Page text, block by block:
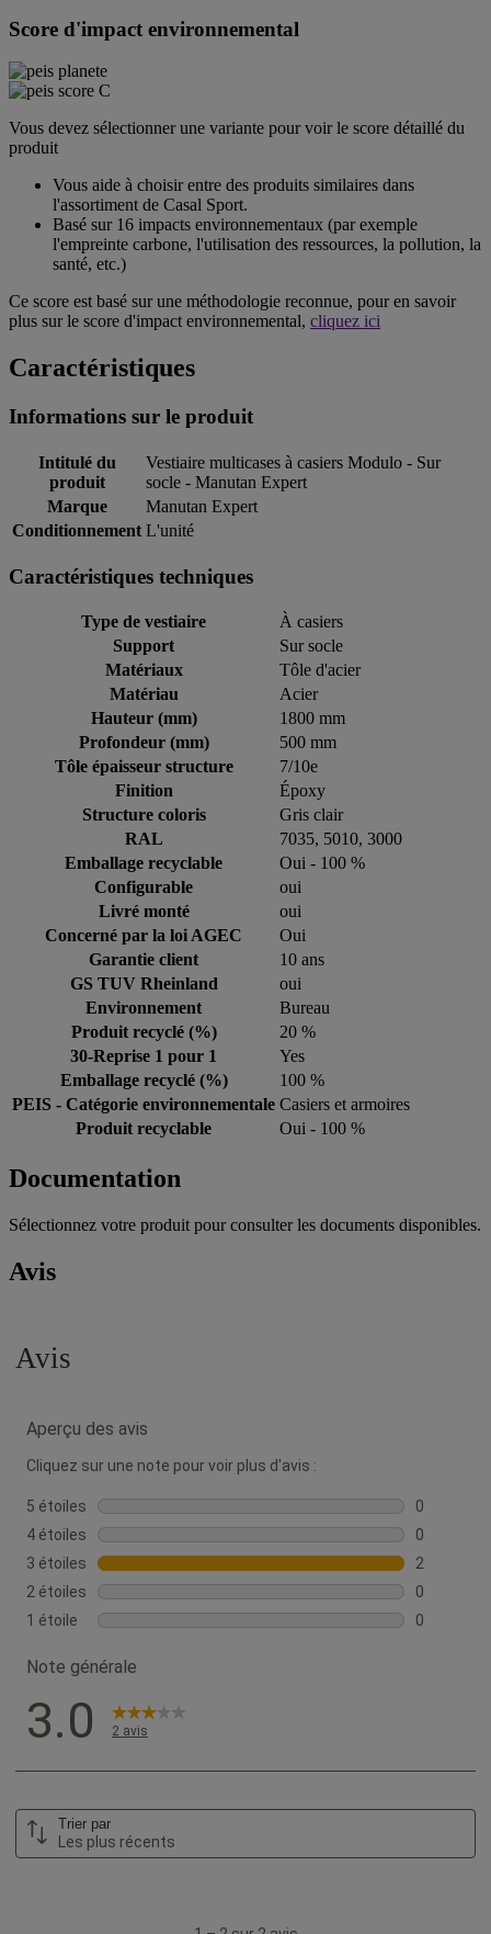
Score d'impact environnemental
Vous devez sélectionner une variante pour voir le score détaillé du
produit
Vous aide à choisir entre des produits similaires dans
l'assortiment de Casal Sport.
Basé sur 16 impacts environnementaux (par exemple
l'empreinte carbone, l'utilisation des ressources, la pollution, la
santé, etc.)
Ce score est basé sur une méthodologie reconnue, pour en savoir
plus sur le score d'impact environnemental, cliquez ici
Caractéristiques
Informations sur le produit
Intitulé du
produit
Vestiaire multicases à casiers Modulo - Sur
socle - Manutan Expert
Marque
Manutan Expert
Conditionnement L'unité
Caractéristiques techniques
Type de vestiaire
À casiers
Support
Sur socle
Matériaux
Tôle d'acier
Matériau
Acier
Hauteur (mm)
1800 mm
Profondeur (mm)
500 mm
Tôle épaisseur structure
7/10e
Finition
Époxy
Structure coloris
Gris clair
RAL
7035, 5010, 3000
Emballage recyclable
Oui - 100 %
Configurable
oui
Livré monté
oui
Concerné par la loi AGEC
Oui
Garantie client
10 ans
GS TUV Rheinland
oui
Environnement
Bureau
Produit recyclé (%)
20 %
30-Reprise 1 pour 1
Yes
Emballage recyclé (%)
100 %
PEIS - Catégorie environnementale Casiers et armoires
Produit recyclable
Oui - 100 %
Documentation
Sélectionnez votre produit pour consulter les documents disponibles.
Avis